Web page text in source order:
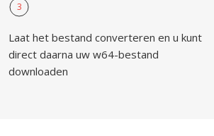
3
Laat het bestand converteren en u kunt
direct daarna uw w64-bestand
downloaden